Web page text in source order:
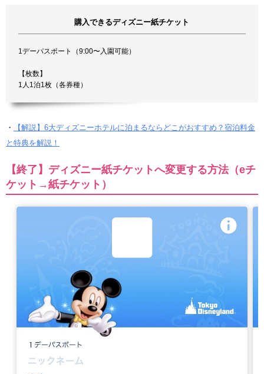
購入できるディズニー紙チケット
1デーパスポート（9:00〜入園可能）
【枚数】
1人1泊1枚（各券種）
・
【解説】6大ディズニーホテルに泊まるならどこがおすすめ？宿泊料金
と特典を解説！
【終了】ディズニー紙チケットへ変更する方法（eチ
ケット→紙チケット）